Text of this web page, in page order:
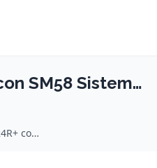
SM58 Sistema
GLXD24R+ con SM58 Sistema Wireless